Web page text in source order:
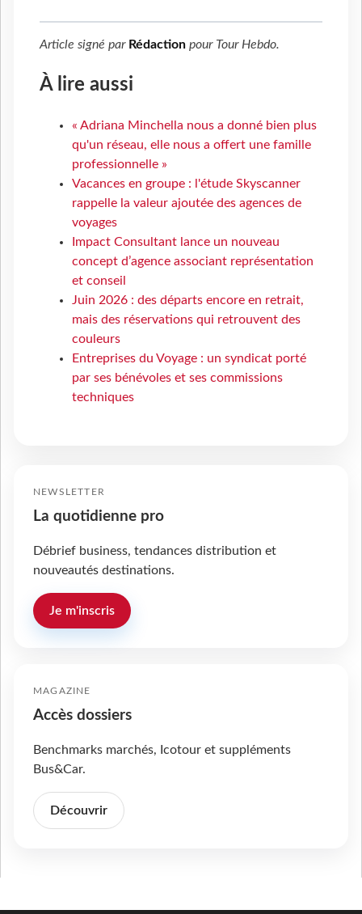
Article signé par Rédaction pour Tour Hebdo.
À lire aussi
« Adriana Minchella nous a donné bien plus
qu'un réseau, elle nous a offert une famille
professionnelle »
Vacances en groupe : l'étude Skyscanner
rappelle la valeur ajoutée des agences de
voyages
Impact Consultant lance un nouveau
concept d’agence associant représentation
et conseil
Juin 2026 : des départs encore en retrait,
mais des réservations qui retrouvent des
couleurs
Entreprises du Voyage : un syndicat porté
par ses bénévoles et ses commissions
techniques
NEWSLETTER
La quotidienne pro
Débrief business, tendances distribution et
nouveautés destinations.
Je m'inscris
MAGAZINE
Accès dossiers
Benchmarks marchés, Icotour et suppléments
Bus&Car.
Découvrir